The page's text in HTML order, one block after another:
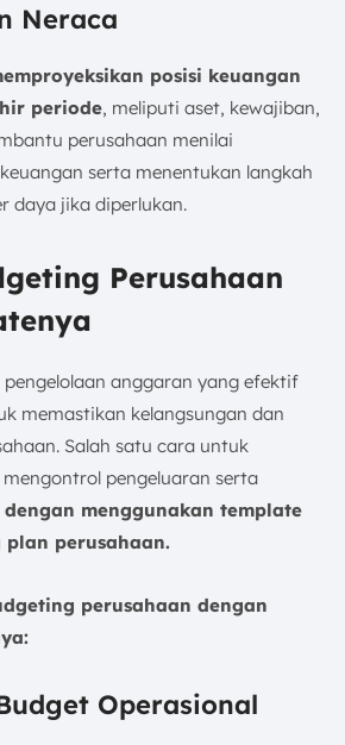
Neraca
posisi keuangan
periode, meliputi aset, kewajiban,
perusahaan menilai
serta menentukan langkah
daya jika diperlukan.
Perusahaan
pengelolaan anggaran yang efektif
memastikan kelangsungan dan
Salah satu cara untuk
pengeluaran serta
dengan menggunakan template
perusahaan.
perusahaan dengan
Operasional